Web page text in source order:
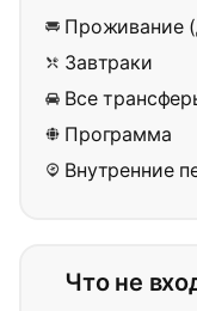
Проживание
Завтраки
Все
Программа
Внутренние
Что не